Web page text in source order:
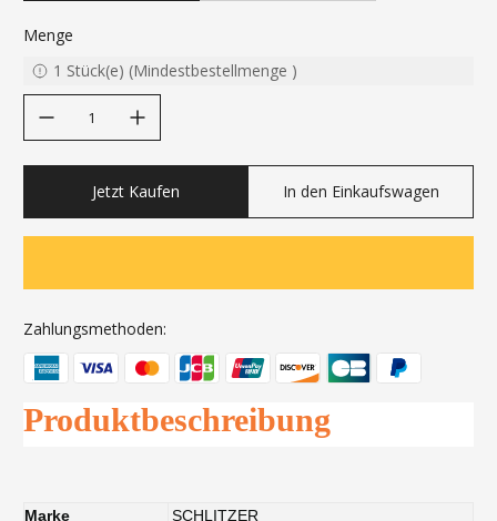
Menge
1 Stück(e) (Mindestbestellmenge )
Jetzt Kaufen In den Einkaufswagen
Zahlungsmethoden:
Produktbeschreibung
Marke SCHLITZER